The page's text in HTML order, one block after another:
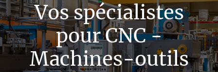
Vos spécialistes
pour CNC -
Machines-outils